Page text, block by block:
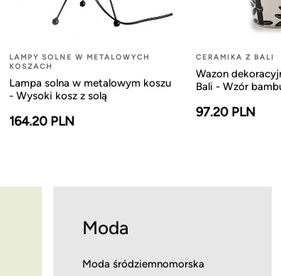
LAMPY SOLNE W METALOWYCH
KOSZACH
Lampa solna w metalowym koszu
- Wysoki kosz z solą
164.20 PLN
CERAMIKA Z BALI
Wazon
Bali - Wzór
97.20 PLN
Moda
Moda śródziemnomorska